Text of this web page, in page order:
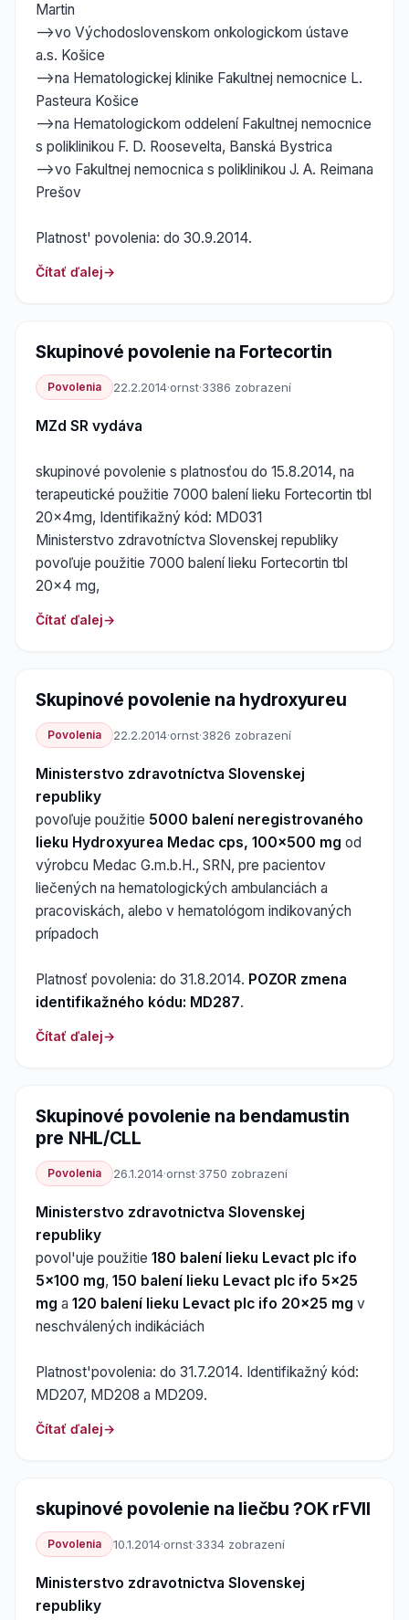
Martin
-->vo Východoslovenskom onkologickom ústave
a.s. Košice
-->na Hematologickej klinike Fakultnej nemocnice L.
Pasteura Košice
-->na Hematologickom oddelení Fakultnej nemocnice
s poliklinikou F. D. Roosevelta, Banská Bystrica
-->vo Fakultnej nemocnica s poliklinikou J. A. Reimana
Prešov
Platnost' povolenia: do 30.9.2014.
Čítať ďalej
Skupinové povolenie na Fortecortin
Povolenia 22.2.2014·ornst·3386 zobrazení
MZd SR vydáva
skupinové povolenie s platnosťou do 15.8.2014, na
terapeutické použitie 7000 balení lieku Fortecortin tbl
20x4mg, Identifikažný kód: MD031
Ministerstvo zdravotníctva Slovenskej republiky
povoľuje použitie 7000 balení lieku Fortecortin tbl
20x4 mg,
Čítať ďalej
Skupinové povolenie na hydroxyureu
Povolenia 22.2.2014·ornst·3826 zobrazení
Ministerstvo zdravotníctva Slovenskej
republiky
povoľuje použitie 5000 balení neregistrovaného
lieku Hydroxyurea Medac cps, 100x500 mg od
výrobcu Medac G.m.b.H., SRN, pre pacientov
liečených na hematologických ambulanciách a
pracoviskách, alebo v hematológom indikovaných
prípadoch
Platnosť povolenia: do 31.8.2014. POZOR zmena
identifikažného kódu: MD287.
Čítať ďalej
Skupinové povolenie na bendamustin
pre NHL/CLL
Povolenia 26.1.2014·ornst·3750 zobrazení
Ministerstvo zdravotnictva Slovenskej
republiky
povol'uje použitie 180 balení lieku Levact plc ifo
5x100 mg, 150 balení lieku Levact plc ifo 5x25
mg a 120 balení lieku Levact plc ifo 20x25 mg v
neschválených indikáciách
Platnost'povolenia: do 31.7.2014. Identifikažný kód:
MD207, MD208 a MD209.
Čítať ďalej
skupinové povolenie na liečbu ?OK rFVII
Povolenia 10.1.2014·ornst·3334 zobrazení
Ministerstvo zdravotnictva Slovenskej
republiky